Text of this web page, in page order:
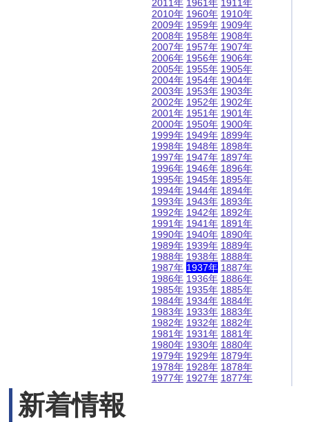
2011年
2010年
2009年
2008年
2007年
2006年
2005年
2004年
2003年
2002年
2001年
2000年
1999年
1998年
1997年
1996年
1995年
1994年
1993年
1992年
1991年
1990年
1989年
1988年
1987年
1986年
1985年
1984年
1983年
1982年
1981年
1980年
1979年
1978年
1977年
1961年
1960年
1959年
1958年
1957年
1956年
1955年
1954年
1953年
1952年
1951年
1950年
1949年
1948年
1947年
1946年
1945年
1944年
1943年
1942年
1941年
1940年
1939年
1938年
1937年
1936年
1935年
1934年
1933年
1932年
1931年
1930年
1929年
1928年
1927年
1911年
1910年
1909年
1908年
1907年
1906年
1905年
1904年
1903年
1902年
1901年
1900年
1899年
1898年
1897年
1896年
1895年
1894年
1893年
1892年
1891年
1890年
1889年
1888年
1887年
1886年
1885年
1884年
1883年
1882年
1881年
1880年
1879年
1878年
1877年
新着情報